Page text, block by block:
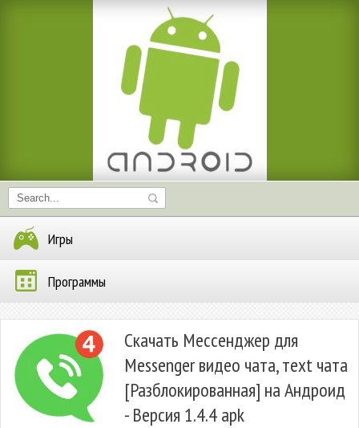
Игры
Программы
Скачать Мессенджер для
Messenger видео чата, тext чата
[Разблокированная] на Андроид
- Версия 1.4.4 apk